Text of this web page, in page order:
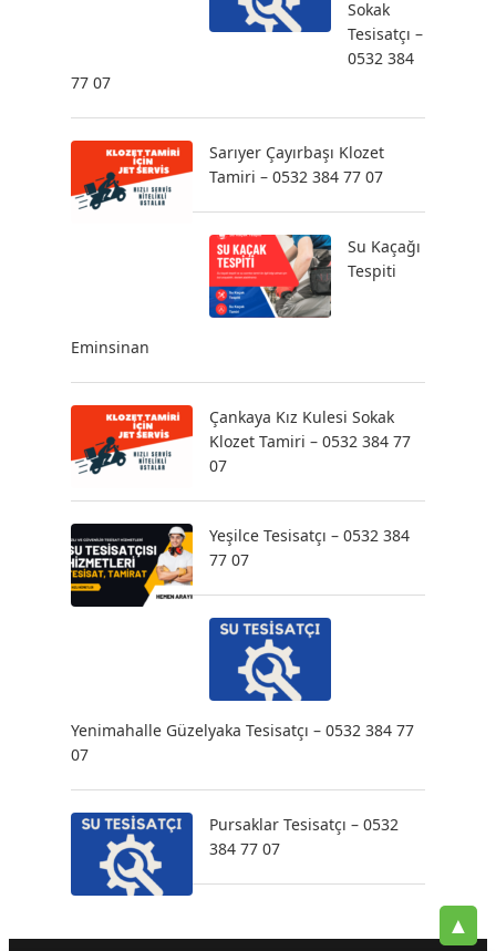
Sokak
Tesisatçı –
0532 384
77 07
Sarıyer Çayırbaşı Klozet
Tamiri – 0532 384 77 07
Su Kaçağı
Tespiti
Eminsinan
Çankaya Kız Kulesi Sokak
Klozet Tamiri – 0532 384 77
07
Yeşilce Tesisatçı – 0532 384
77 07
Yenimahalle Güzelyaka Tesisatçı – 0532 384 77
07
Pursaklar Tesisatçı – 0532
384 77 07
▲